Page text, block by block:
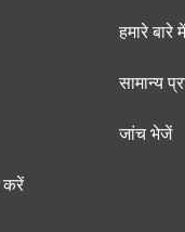
हमारे बारे में
सामान्य
जांच भेजें
करें